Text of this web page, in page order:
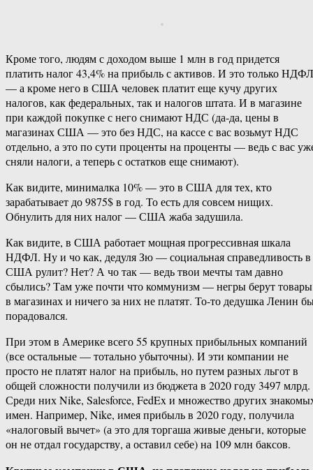
Кроме того, людям с доходом выше 1 млн в год придется
платить налог 43,4% на прибыль с активов. И это только НДФЛ
— а кроме него в США человек платит еще кучу других
налогов, как федеральных, так и налогов штата. И в магазине
при каждой покупке с него снимают НДС (да-да, цены в
магазинах США — это без НДС, на кассе с вас возьмут НДС
отдельно, а это по сути проценты на проценты — ведь с вас
сняли налоги, а теперь с остатков еще снимают).
Как видите, минималка 10% — это в США для тех, кто
зарабатывает до 9875$ в год. То есть для совсем нищих.
Обнулить для них налог — США жаба задушила.
Как видите, в США работает мощная прогрессивная шкала
НДФЛ. Ну и чо как, дедуля Зю — социальная справедливость в
США рулит? Нет? А чо так — ведь твои мечты там давно
сбылись? Там уже почти что коммунизм — негры берут товары
в магазинах и ничего за них не платят. То-то дедушка Ленин
порадовался.
При этом в Америке всего 55 крупных прибыльных компаний
(все остальные — тотально убыточны). И эти компании не
просто не платят налог на прибыль, но путем разных льгот в
общей сложности получили из бюджета в 2020 году 3497 млрд.
Среди них Nike, Salesforce, FedEx и множество других
имен. Например, Nike, имея прибыль в 2020 году, получила
«налоговый вычет» (а это для торгаша живые деньги, которые
он не отдал государству, а оставил себе) на 109 млн баксов.